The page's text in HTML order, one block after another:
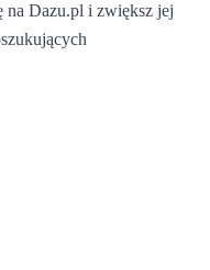
Dazu.pl i zwiększ jej